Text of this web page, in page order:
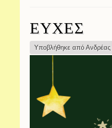
ΕΥΧΕΣ
Υποβλήθηκε από Ανδρέας